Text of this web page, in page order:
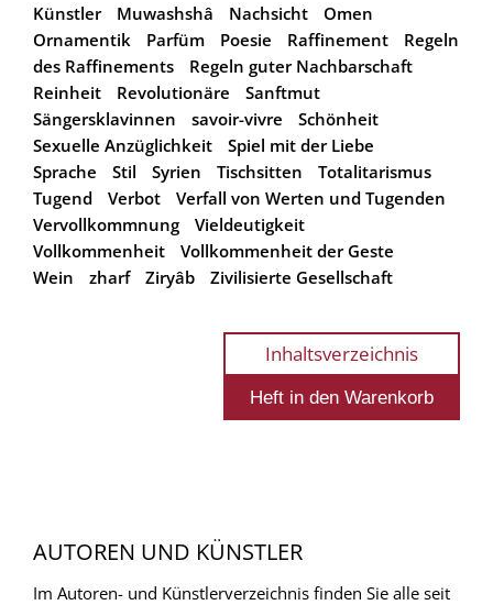
Künstler
Muwashshâ Nachsicht
Omen
Ornamentik
Parfüm Poesie Raffinement
Regeln
des Raffinements
Regeln guter Nachbarschaft
Reinheit
Revolutionäre
Sanftmut
Sängersklavinnen
savoir-vivre
Schönheit
Sexuelle Anzüglichkeit
Spiel mit der Liebe
Sprache
Stil Syrien Tischsitten
Totalitarismus
Tugend
Verbot
Verfall von Werten und Tugenden
Vervollkommnung
Vieldeutigkeit
Vollkommenheit
Vollkommenheit der Geste
Wein
zharf Ziryâb Zivilisierte Gesellschaft
Inhaltsverzeichnis
AUTOREN UND KÜNSTLER
Im Autoren- und Künstlerverzeichnis finden Sie alle seit